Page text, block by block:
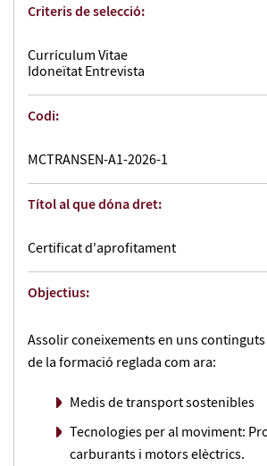
Criteris de selecció:
Currículum Vitae
Idoneïtat Entrevista
Codi:
MCTRANSEN-A1-2026-1
Títol al que dóna dret:
Certificat d'aprofitament
Objectius:
Assolir coneixements en uns
de la formació reglada com ara:
Medis de transport sostenibles
Tecnologies per al moviment:
carburants i motors elèctrics.